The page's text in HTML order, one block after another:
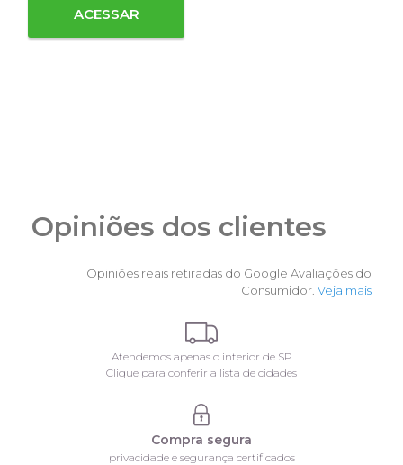
ACESSAR
Opiniões dos clientes
Opiniões reais retiradas do Google Avaliações do
Consumidor. Veja mais
Atendemos apenas o interior de SP
Clique para conferir a lista de cidades
Compra segura
privacidade e segurança certificados